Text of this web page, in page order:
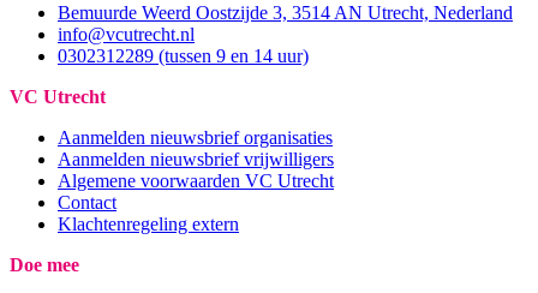
Bemuurde Weerd Oostzijde 3, 3514 AN Utrecht, Nederland
info@vcutrecht.nl
0302312289 (tussen 9 en 14 uur)
VC Utrecht
Aanmelden nieuwsbrief organisaties
Aanmelden nieuwsbrief vrijwilligers
Algemene voorwaarden VC Utrecht
Contact
Klachtenregeling extern
Doe mee